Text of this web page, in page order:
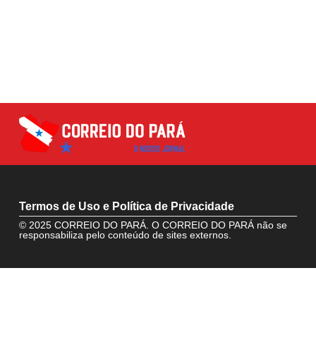
Termos de Uso e Política de Privacidade
© 2025 CORREIO DO PARÁ. O CORREIO DO PARÁ não se
responsabiliza pelo conteúdo de sites externos.